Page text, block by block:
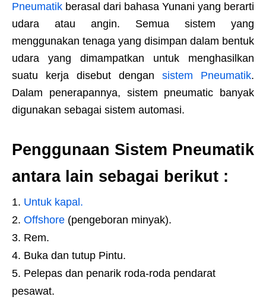
Pneumatik berasal dari bahasa Yunani yang berarti
udara atau angin. Semua sistem yang
menggunakan tenaga yang disimpan dalam bentuk
udara yang dimampatkan untuk menghasilkan
suatu kerja disebut dengan sistem Pneumatik.
Dalam penerapannya, sistem pneumatic banyak
digunakan sebagai sistem automasi.
Penggunaan Sistem Pneumatik
antara lain sebagai berikut :
Untuk kapal.
Offshore (pengeboran minyak).
Rem.
Buka dan tutup Pintu.
Pelepas dan penarik roda-roda pendarat
pesawat.